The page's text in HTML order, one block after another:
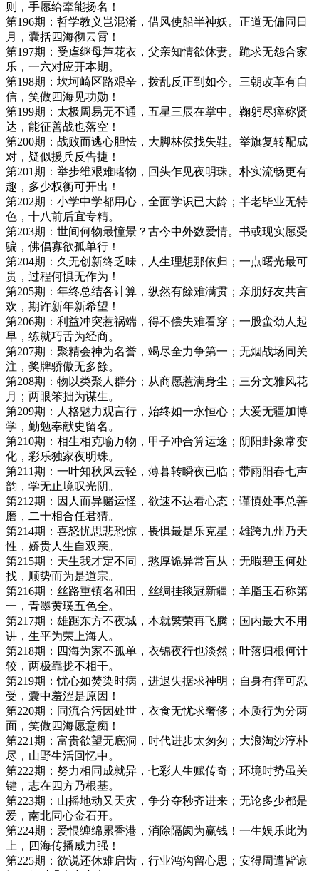
则，手愿给牵能扬名！
第196期：哲学教义岂混淆，借风使船半神妖。正道无偏同日
月，囊括四海彻云霄！
第197期：受虐继母芦花衣，父亲知情欲休妻。跪求无怨合家
乐，一六对应开本期。
第198期：坎坷崎区路艰辛，拨乱反正到如今。三朝改革有自
信，笑傲四海见功勋！
第199期：太极周易无不通，五星三辰在掌中。鞠躬尽瘁称贤
达，能征善战也落空！
第200期：战败而逃心胆怯，大脚林侯找失鞋。举旗复转配成
对，疑似援兵反告捷！
第201期：举步维艰难睹物，回头乍见夜明珠。朴实流畅更有
趣，多少权衡可开出！
第202期：小学中学都用心，全面学识已大龄；半老毕业无特
色，十八前后宜专精。
第203期：世间何物最憧景？古今中外数爱情。书或现实愿受
骗，佛倡寡欲孤单行！
第204期：久无创新终乏味，人生理想那依归；一点曙光最可
贵，过程何惧无作为！
第205期：年终总结各计算，纵然有餘难满贯；亲朋好友共言
欢，期许新年新希望！
第206期：利益冲突惹祸端，得不偿失难看穿；一股蛮劲人起
早，练就巧舌为经商。
第207期：聚精会神为名誉，竭尽全力争第一；无烟战场同关
注，奖牌骄傲无多餘。
第208期：物以类聚人群分；从商愿惹满身尘；三分文雅风花
月；两眼笨拙为谋生。
第209期：人格魅力观言行，始终如一永恒心；大爱无疆加博
学，勤勉奉献史留名。
第210期：相生相克喻万物，甲子冲合算运途；阴阳卦象常变
化，彩乐独家夜明珠。
第211期：一叶知秋风云轻，薄暮转瞬夜已临；带雨阳春七声
韵，学无止境叹光阴。
第212期：因人而异赌运怪，欲速不达看心态；谨慎处事总善
磨，二十相合任君猜。
第214期：喜怒忧思悲恐惊，畏惧最是乐克星；雄跨九州乃天
性，娇贵人生自双亲。
第215期：天生我才定不同，憨厚诡异常盲从；无暇碧玉何处
找，顺势而为是道宗。
第216期：丝路重镇名和田，丝绸挂毯冠新疆；羊脂玉石称第
一，青墨黄璞五色全。
第217期：雄踞东方不夜城，本就繁荣再飞腾；国内最大不用
讲，生平为荣上海人。
第218期：四海为家不孤单，衣锦夜行也淡然；叶落归根何计
较，两极靠拢不相干。
第219期：忧心如焚染时病，进退失据求神明；自身有痒可忍
受，囊中羞涩是原因！
第220期：同流合污因处世，衣食无忧求奢侈；本质行为分两
面，笑傲四海愿意痴！
第221期：富贵欲望无底洞，时代进步太匆匆；大浪淘沙淳朴
尽，山野生活回忆中。
第222期：努力相同成就异，七彩人生赋传奇；环境时势虽关
键，志在四方乃根基。
第223期：山摇地动又天灾，争分夺秒齐进来；无论多少都是
爱，南北同心金石开。
第224期：爱恨缠绵累香港，消除隔阂为赢钱！一生娱乐此为
上，四海传播威力强！
第225期：欲说还休难启齿，行业鸿沟留心思；安得周遭皆谅